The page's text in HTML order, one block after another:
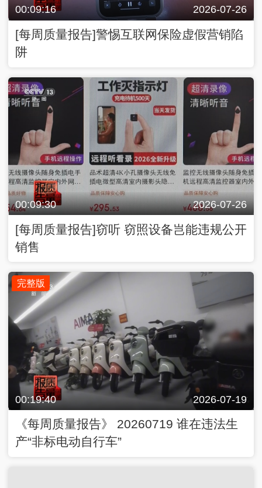
00:09:16 2026-07-26
[每周质量报告]警惕互联网保险虚假营销陷
阱
00:09:30 2026-07-26
[每周质量报告]窃听 窃照设备岂能违规公开
销售
完整版
00:19:40 2026-07-19
《每周质量报告》 20260719 谁在违法生
产“非标电动自行车”